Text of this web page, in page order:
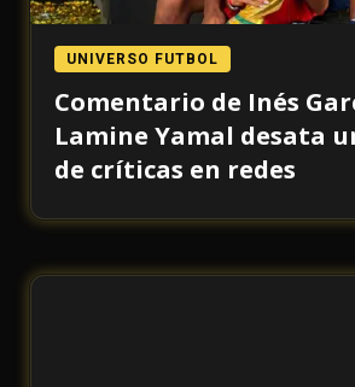
UNIVERSO FUTBOL
Comentario de Inés
Lamine Yamal desata
de críticas en redes